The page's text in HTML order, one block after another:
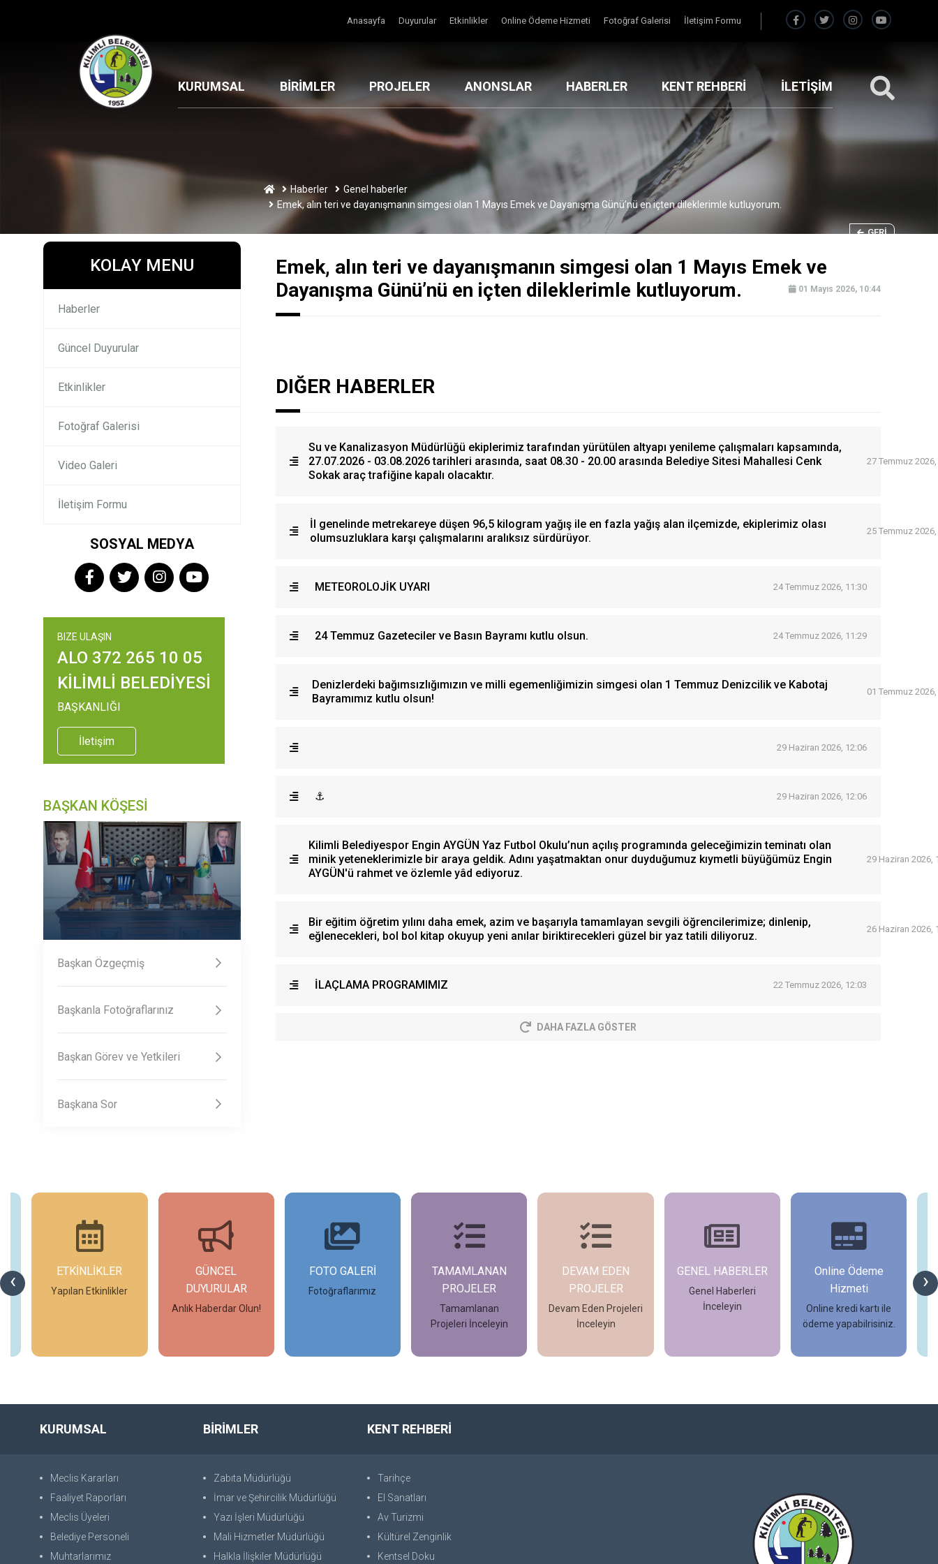
Anasayfa Duyurular Etkinlikler Online Ödeme Hizmeti Fotoğraf Galerisi İletişim Formu
KURUMSAL BİRİMLER PROJELER ANONSLAR HABERLER KENT REHBERİ İLETİŞİM
Haberler
Genel haberler
Emek, alın teri ve dayanışmanın simgesi olan 1 Mayıs Emek ve Dayanışma Günü’nü en içten dileklerimle kutluyorum.
GERI
KOLAY MENU
Haberler
Güncel Duyurular
Etkinlikler
Fotoğraf Galerisi
Video Galeri
İletişim Formu
SOSYAL MEDYA
BIZE ULAŞIN
ALO 372 265 10 05
KİLİMLİ BELEDİYESİ
BAŞKANLIĞI
İletişim
BAŞKAN KÖŞESİ
Başkan Özgeçmiş
Başkanla Fotoğraflarınız
Başkan Görev ve Yetkileri
Başkana Sor
Emek, alın teri ve dayanışmanın simgesi olan 1 Mayıs Emek ve
Dayanışma Günü’nü en içten dileklerimle kutluyorum.
01 Mayıs 2026, 10:44
DIĞER HABERLER
Su ve Kanalizasyon Müdürlüğü ekiplerimiz tarafından yürütülen altyapı yenileme çalışmaları kapsamında,
27.07.2026 - 03.08.2026 tarihleri arasında, saat 08.30 - 20.00 arasında Belediye Sitesi Mahallesi Cenk
Sokak araç trafiğine kapalı olacaktır.
27 Temmuz
İl genelinde metrekareye düşen 96,5 kilogram yağış ile en fazla yağış alan ilçemizde, ekiplerimiz olası
olumsuzluklara karşı çalışmalarını aralıksız sürdürüyor.
25 Temmuz
METEOROLOJİK UYARI 24 Temmuz 2026, 11:30
24 Temmuz Gazeteciler ve Basın Bayramı kutlu olsun. 24 Temmuz 2026, 11:29
Denizlerdeki bağımsızlığımızın ve milli egemenliğimizin simgesi olan 1 Temmuz Denizcilik ve Kabotaj
Bayramımız kutlu olsun!
01 Temmuz
29 Haziran 2026, 12:06
⚓ 29 Haziran 2026, 12:06
Kilimli Belediyespor Engin AYGÜN Yaz Futbol Okulu’nun açılış programında geleceğimizin teminatı olan
minik yeteneklerimizle bir araya geldik. Adını yaşatmaktan onur duyduğumuz kıymetli büyüğümüz Engin
AYGÜN'ü rahmet ve özlemle yâd ediyoruz.
29 Haziran 2026,
Bir eğitim öğretim yılını daha emek, azim ve başarıyla tamamlayan sevgili öğrencilerimize; dinlenip,
eğlenecekleri, bol bol kitap okuyup yeni anılar biriktirecekleri güzel bir yaz tatili diliyoruz.
26 Haziran 2026,
İLAÇLAMA PROGRAMIMIZ 22 Temmuz 2026, 12:03
DAHA FAZLA GÖSTER
‹ ›
ETKİNLİKLER
Yapılan Etkinlikler
GÜNCEL
DUYURULAR
Anlık Haberdar Olun!
FOTO GALERİ
Fotoğraflarımız
TAMAMLANAN
PROJELER
Tamamlanan
Projeleri İnceleyin
DEVAM EDEN
PROJELER
Devam Eden Projeleri
İnceleyin
İncele
GENEL HABERLER
Genel Haberleri
İnceleyin
Online Ödeme
Hizmeti
Online kredi kartı ile
ödeme yapabilrisiniz.
İncele
KURUMSAL
Meclis Kararları
Faaliyet Raporları
Meclis Üyeleri
Belediye Personeli
Muhtarlarımız
BİRİMLER
Zabıta Müdürlüğü
İmar ve Şehircilik Müdürlüğü
Yazı İşleri Müdürlüğü
Mali Hizmetler Müdürlüğü
Halkla İlişkiler Müdürlüğü
KENT REHBERİ
Tarihçe
El Sanatları
Av Turizmi
Kültürel Zenginlik
Kentsel Doku